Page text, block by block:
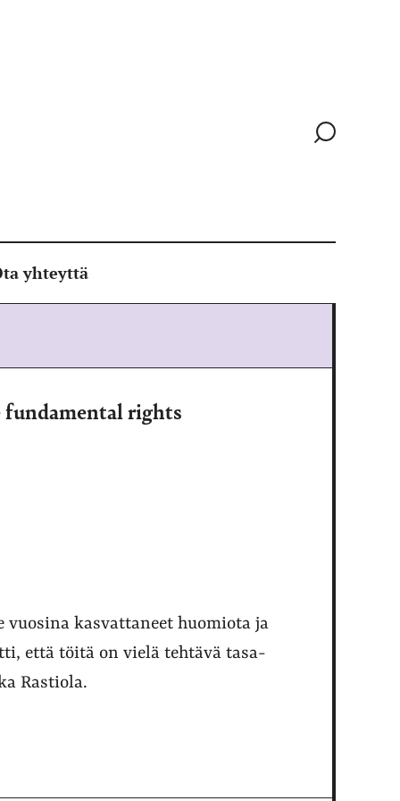
Siirry
yhteyttä
rights
kasvattaneet huomiota ja
että töitä on vielä tehtävä tasa-
Rastiola.